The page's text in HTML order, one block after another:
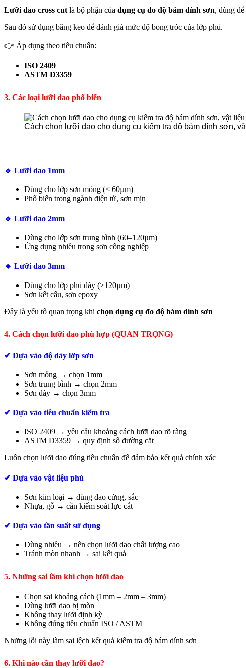
Lưỡi dao cross cut là bộ phận của dụng cụ đo độ bám dính sơn, dùng
Sau đó sử dụng băng keo để đánh giá mức độ bong tróc của lớp phủ.
👉 Áp dụng theo tiêu chuẩn:
ISO 2409
ASTM D3359
3. Các loại lưỡi dao phổ biến
Cách chọn lưỡi dao cho dụng cụ kiểm tra độ bám dính sơn,
🔹 Lưỡi dao 1mm
Dùng cho lớp sơn mỏng (< 60µm)
Phổ biến trong ngành điện tử, sơn mịn
🔹 Lưỡi dao 2mm
Dùng cho lớp sơn trung bình (60–120µm)
Ứng dụng nhiều trong sơn công nghiệp
🔹 Lưỡi dao 3mm
Dùng cho lớp phủ dày (>120µm)
Sơn kết cấu, sơn epoxy
Đây là yếu tố quan trọng khi chọn dụng cụ đo độ bám dính sơn
4. Cách chọn lưỡi dao phù hợp (QUAN TRỌNG)
✔ Dựa vào độ dày lớp sơn
Sơn mỏng → chọn 1mm
Sơn trung bình → chọn 2mm
Sơn dày → chọn 3mm
✔ Dựa vào tiêu chuẩn kiểm tra
ISO 2409 → yêu cầu khoảng cách lưỡi dao rõ ràng
ASTM D3359 → quy định số đường cắt
Luôn chọn lưỡi dao đúng tiêu chuẩn để đảm bảo kết quả chính xác
✔ Dựa vào vật liệu phủ
Sơn kim loại → dùng dao cứng, sắc
Nhựa, gỗ → cần kiểm soát lực cắt
✔ Dựa vào tần suất sử dụng
Dùng nhiều → nên chọn lưỡi dao chất lượng cao
Tránh mòn nhanh → sai kết quả
5. Những sai lầm khi chọn lưỡi dao
Chọn sai khoảng cách (1mm – 2mm – 3mm)
Dùng lưỡi dao bị mòn
Không thay lưỡi định kỳ
Không đúng tiêu chuẩn ISO / ASTM
Những lỗi này làm sai lệch kết quả kiểm tra độ bám dính sơn
6. Khi nào cần thay lưỡi dao?